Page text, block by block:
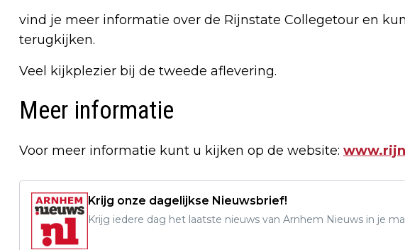
vind je meer informatie over de Rijnstate Collegetour en
terugkijken.
Veel kijkplezier bij de tweede aflevering.
Meer informatie
Voor meer informatie kunt u kijken op de website:
Krijg onze dagelijkse Nieuwsbrief!
Krijg iedere dag het laatste nieuws van Arnhem Nieuws in je